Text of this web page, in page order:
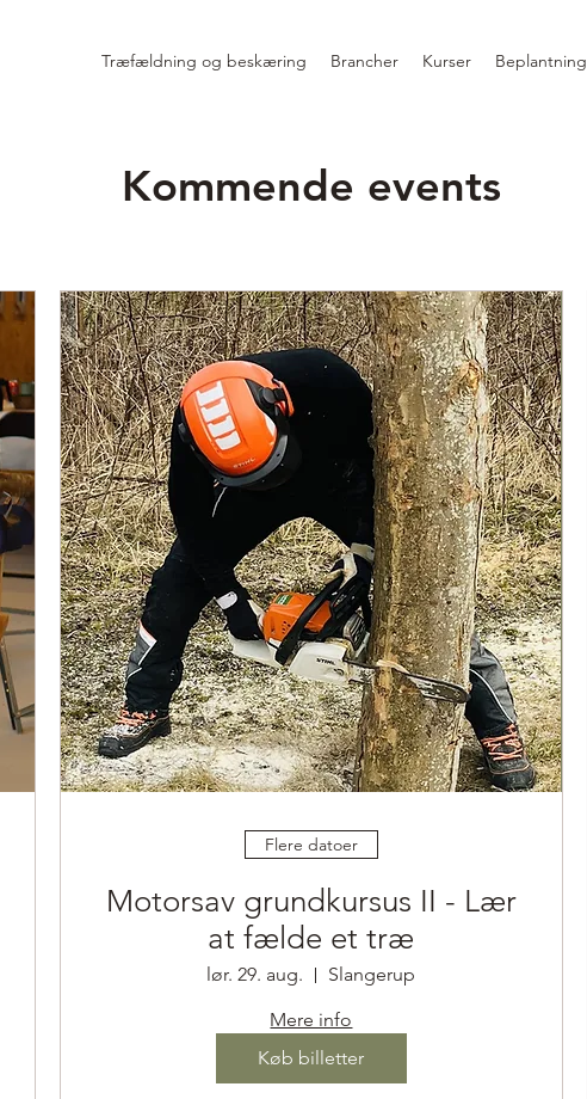
Træfældning og beskæring Brancher Kurser Beplantning
Kommende events
Flere datoer
Motorsav grundkursus II - Lær
at fælde et træ
lør. 29. aug.
Slangerup
Mere info
Køb billetter